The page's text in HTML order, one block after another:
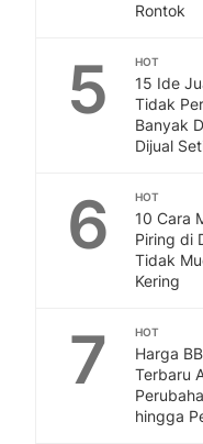
Rontok
5 HOT
15 Ide
Tidak
Banyak
Dijual
6 HOT
10 Cara
Piring di
Tidak
Kering
7 HOT
Harga
Terbaru
hingga